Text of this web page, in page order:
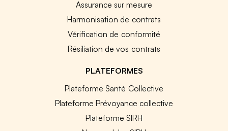
Assurance sur mesure
Harmonisation de contrats
Vérification de conformité
Résiliation de vos contrats
PLATEFORMES
Plateforme Santé Collective
Plateforme Prévoyance collective
Plateforme SIRH